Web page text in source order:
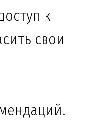
к
свои